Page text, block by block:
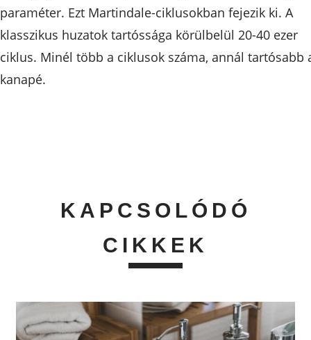
paraméter. Ezt Martindale-ciklusokban fejezik ki. A
klasszikus huzatok tartóssága körülbelül 20-40 ezer
ciklus. Minél több a ciklusok száma, annál tartósabb
kanapé.
KAPCSOLÓDÓ
CIKKEK